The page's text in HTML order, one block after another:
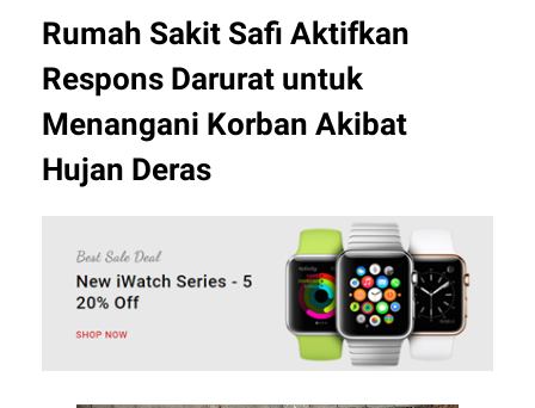
Rumah Sakit Safi Aktifkan
Respons Darurat untuk
Menangani Korban Akibat
Hujan Deras